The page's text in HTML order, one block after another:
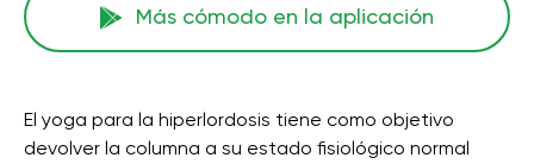
Más cómodo en la aplicación
El yoga para la hiperlordosis tiene como objetivo
devolver la columna a su estado fisiológico normal